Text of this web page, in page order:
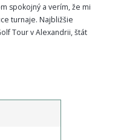
spokojný a verím, že mi
turnaje. Najbližšie
Tour v Alexandrii, štát